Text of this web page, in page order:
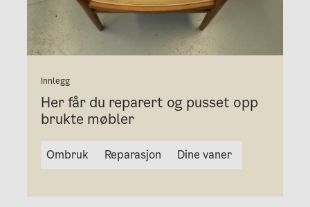
Innlegg
Her får du reparert og pusset opp
brukte møbler
Ombruk Reparasjon Dine vaner